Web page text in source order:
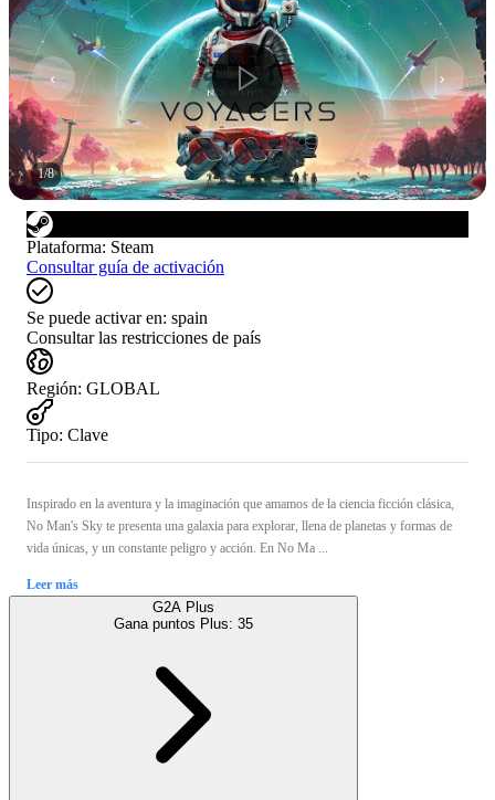
1/8
Plataforma: Steam
Consultar guía de activación
Se puede activar en: spain
Consultar las restricciones de país
Región: GLOBAL
Tipo: Clave
Inspirado en la aventura y la imaginación que amamos de la ciencia ficción clásica,
No Man's Sky te presenta una galaxia para explorar, llena de planetas y formas de
vida únicas, y un constante peligro y acción. En No Ma ...
Leer más
G2A Plus
Gana puntos Plus: 35